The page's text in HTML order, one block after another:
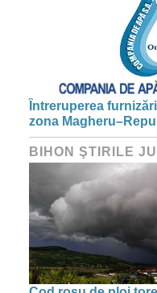
Întreruperea
zona
BIHON ŞTIRILE